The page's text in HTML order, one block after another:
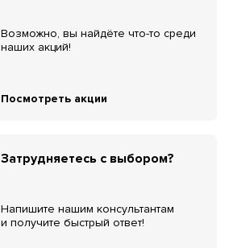
Возможно, вы найдёте что-то среди
наших акций!
Посмотреть акции
Затрудняетесь с выбором?
Напишите нашим консультантам
и получите быстрый ответ!